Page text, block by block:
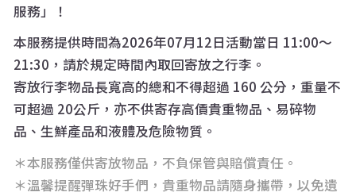
服務」！
本服務提供時間為2026年07月12日活動當日 11:00～
21:30，請於規定時間內取回寄放之行李。
寄放行李物品長寬高的總和不得超過 160 公分，重量不
可超過 20公斤，亦不供寄存高價貴重物品、易碎物
品、生鮮產品和液體及危險物質。
＊本服務僅供寄放物品，不負保管與賠償責任。
＊溫馨提醒彈珠好手們，貴重物品請隨身攜帶，以免遺